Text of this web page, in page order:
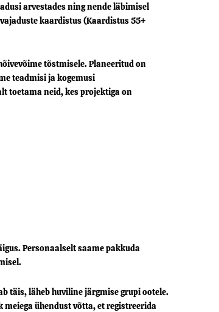
arvestades ning nende läbimisel
kaardistus (Kaardistus 55+
tõstmisele. Planeeritud on
teadmisi ja kogemusi
toetama neid, kes projektiga on
Personaalselt saame pakkuda
täis, läheb huviline järgmise grupi ootele.
ühendust võtta, et registreerida